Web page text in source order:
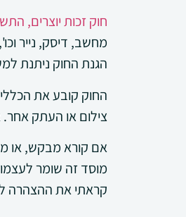
חוק זכות יוצרים,
מחשב, דיסק, נייר
הגנת החוק ניתנת למשך חייו
החוק קובע את
צילום או העתק
אם קורא מבקש, או
מוסד זה שומר
קראתי את ההצהרה